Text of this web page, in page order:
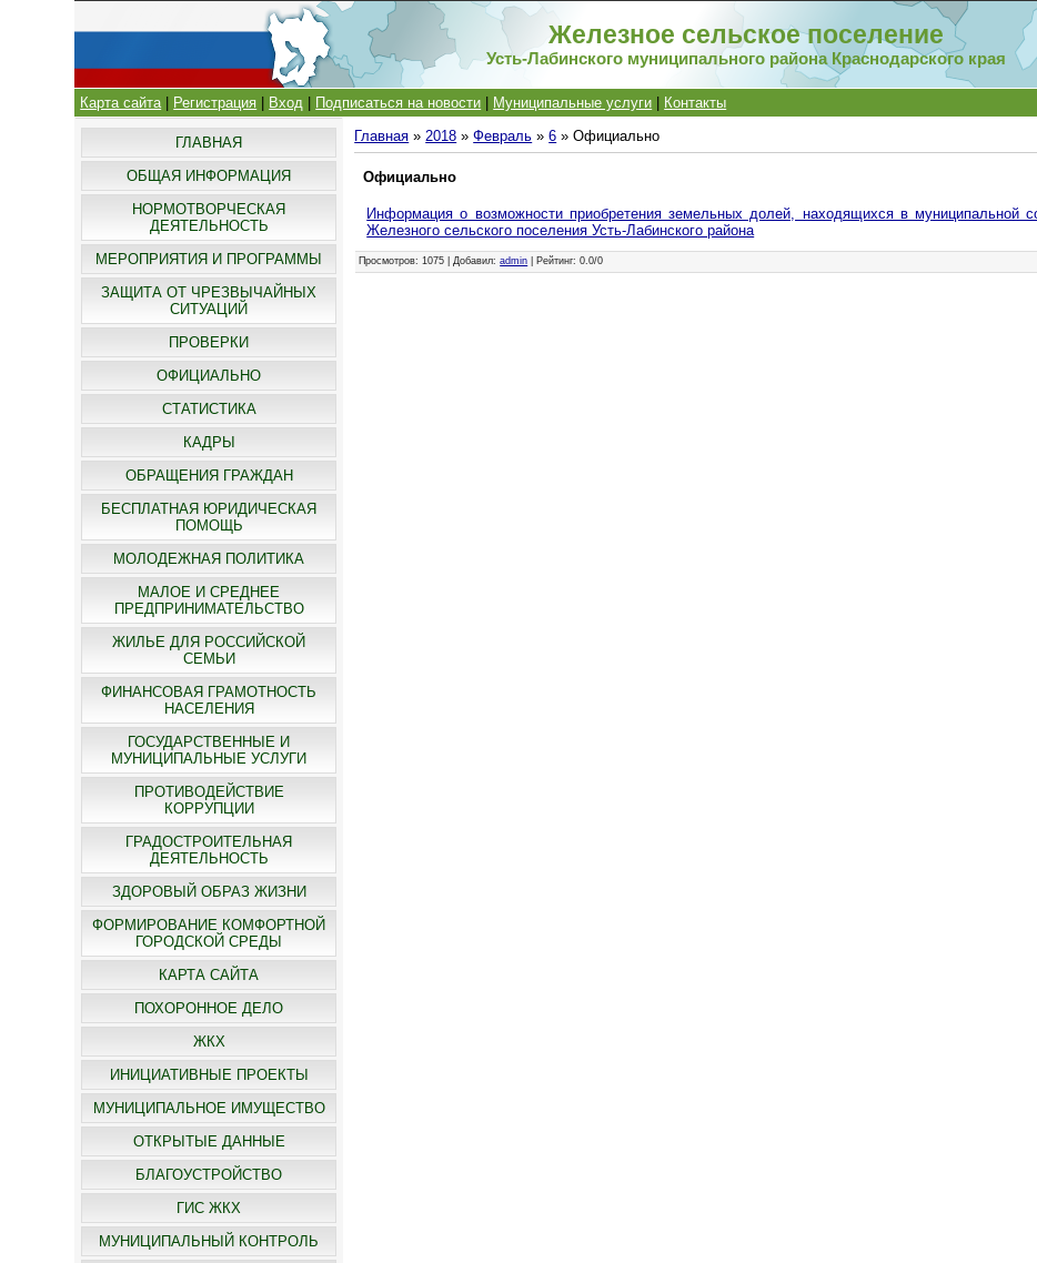
Железное сельское поселение
Усть-Лабинского муниципального района Краснодарского края
Карта сайта| Регистрация Вход Подписаться на новости Муниципальные услуги Контакты
ГЛАВНАЯ
ОБЩАЯ ИНФОРМАЦИЯ
НОРМОТВОРЧЕСКАЯ
ДЕЯТЕЛЬНОСТЬ
МЕРОПРИЯТИЯ И ПРОГРАММЫ
ЗАЩИТА ОТ ЧРЕЗВЫЧАЙНЫХ
СИТУАЦИЙ
ПРОВЕРКИ
ОФИЦИАЛЬНО
СТАТИСТИКА
КАДРЫ
ОБРАЩЕНИЯ ГРАЖДАН
БЕСПЛАТНАЯ ЮРИДИЧЕСКАЯ
ПОМОЩЬ
МОЛОДЕЖНАЯ ПОЛИТИКА
МАЛОЕ И СРЕДНЕЕ
ПРЕДПРИНИМАТЕЛЬСТВО
ЖИЛЬЕ ДЛЯ РОССИЙСКОЙ
СЕМЬИ
ФИНАНСОВАЯ ГРАМОТНОСТЬ
НАСЕЛЕНИЯ
ГОСУДАРСТВЕННЫЕ И
МУНИЦИПАЛЬНЫЕ УСЛУГИ
ПРОТИВОДЕЙСТВИЕ
КОРРУПЦИИ
ГРАДОСТРОИТЕЛЬНАЯ
ДЕЯТЕЛЬНОСТЬ
ЗДОРОВЫЙ ОБРАЗ ЖИЗНИ
ФОРМИРОВАНИЕ КОМФОРТНОЙ
ГОРОДСКОЙ СРЕДЫ
КАРТА САЙТА
ПОХОРОННОЕ ДЕЛО
ЖКХ
ИНИЦИАТИВНЫЕ ПРОЕКТЫ
МУНИЦИПАЛЬНОЕ ИМУЩЕСТВО
ОТКРЫТЫЕ ДАННЫЕ
БЛАГОУСТРОЙСТВО
ГИС ЖКХ
МУНИЦИПАЛЬНЫЙ КОНТРОЛЬ
Главная »2018 » Февраль » 6 » Официально
Официально
Информация о возможности приобретения земельных долей, находящихся в муниципальной
Железного сельского поселения Усть-Лабинского района
Просмотров: 1075 |Добавил:admin Рейтинг:0.0/0